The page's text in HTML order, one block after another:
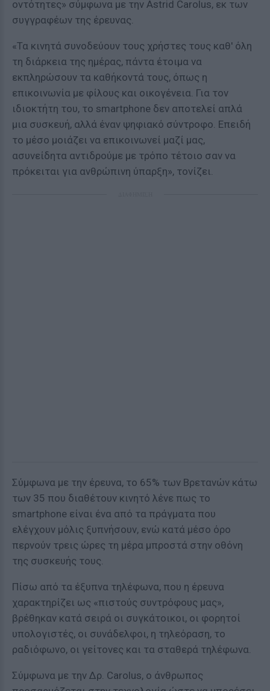
οντότητες» σύμφωνα με την Astrid Carolus, εκ των
συγγραφέων της έρευνας.
«Τα κινητά συνοδεύουν τους χρήστες τους καθ' όλη
τη διάρκεια της ημέρας, πάντα έτοιμα να
εκπληρώσουν τα καθήκοντά τους, όπως η
επικοινωνία με φίλους και οικογένεια. Για τον
ιδιοκτήτη του, το smartphone δεν αποτελεί απλά
μια συσκευή, αλλά έναν ψηφιακό σύντροφο. Επειδή
το μέσο μοιάζει να επικοινωνεί μαζί μας,
ασυνείδητα αντιδρούμε με τρόπο τέτοιο σαν να
πρόκειται για ανθρώπινη ύπαρξη», τονίζει.
Σύμφωνα με την έρευνα, το 65% των Βρετανών κάτω
των 35 που διαθέτουν κινητό λένε πως το
smartphone είναι ένα από τα πράγματα που
ελέγχουν μόλις ξυπνήσουν, ενώ κατά μέσο όρο
περνούν τρεις ώρες τη μέρα μπροστά στην οθόνη
της συσκευής τους.
Πίσω από τα έξυπνα τηλέφωνα, που η έρευνα
χαρακτηρίζει ως «πιστούς συντρόφους μας»,
βρέθηκαν κατά σειρά οι συγκάτοικοι, οι φορητοί
υπολογιστές, οι συνάδελφοι, η τηλεόραση, το
ραδιόφωνο, οι γείτονες και τα σταθερά τηλέφωνα.
Σύμφωνα με την Δρ. Carolus, ο άνθρωπος